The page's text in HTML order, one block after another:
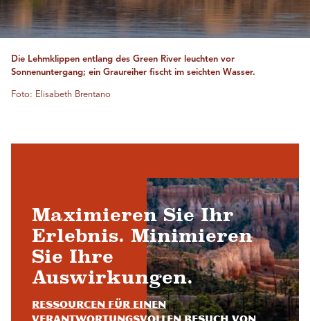
Die Lehmklippen entlang des Green River leuchten vor
Sonnenuntergang; ein Graureiher fischt im seichten Wasser.
Foto: Elisabeth Brentano
Maximieren Sie Ihr
Erlebnis. Minimieren
Sie Ihre
Auswirkungen.
Ressourcen für einen